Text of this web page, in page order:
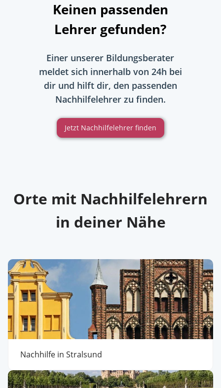
Keinen passenden
Lehrer gefunden?
Einer unserer Bildungsberater
meldet sich innerhalb von 24h bei
dir und hilft dir, den passenden
Nachhilfelehrer zu finden.
Jetzt Nachhilfelehrer finden
Orte mit Nachhilfelehrern
in deiner Nähe
Nachhilfe in Stralsund